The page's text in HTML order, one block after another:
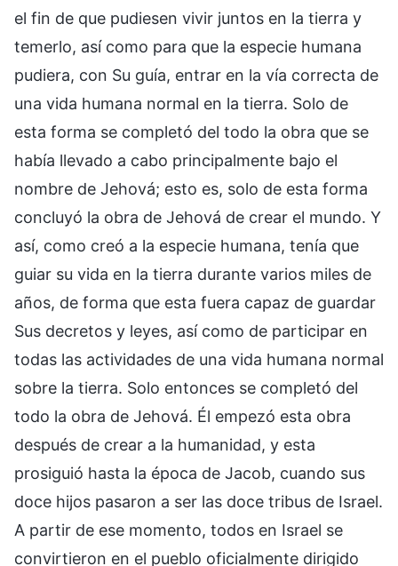
el fin de que pudiesen vivir juntos en la tierra y
temerlo, así como para que la especie humana
pudiera, con Su guía, entrar en la vía correcta de
una vida humana normal en la tierra. Solo de
esta forma se completó del todo la obra que se
había llevado a cabo principalmente bajo el
nombre de Jehová; esto es, solo de esta forma
concluyó la obra de Jehová de crear el mundo. Y
así, como creó a la especie humana, tenía que
guiar su vida en la tierra durante varios miles de
años, de forma que esta fuera capaz de guardar
Sus decretos y leyes, así como de participar en
todas las actividades de una vida humana normal
sobre la tierra. Solo entonces se completó del
todo la obra de Jehová. Él empezó esta obra
después de crear a la humanidad, y esta
prosiguió hasta la época de Jacob, cuando sus
doce hijos pasaron a ser las doce tribus de Israel.
A partir de ese momento, todos en Israel se
convirtieron en el pueblo oficialmente dirigido